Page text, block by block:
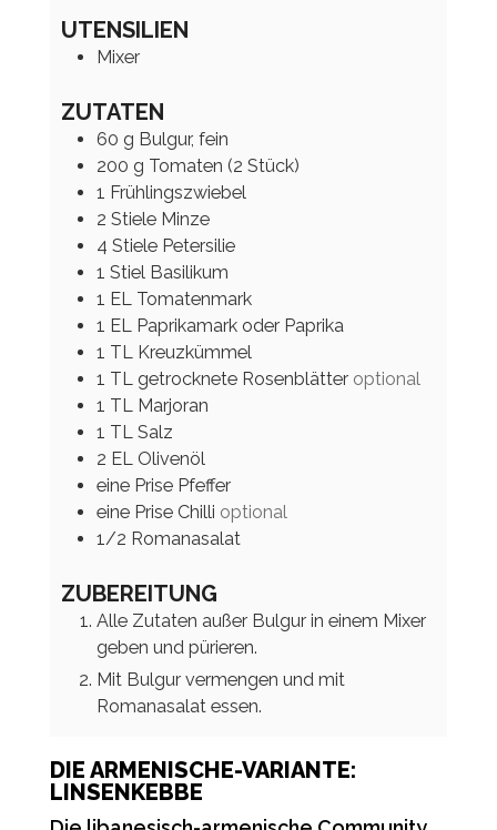
UTENSILIEN
Mixer
ZUTATEN
60 g Bulgur, fein
200 g Tomaten (2 Stück)
1 Frühlingszwiebel
2 Stiele Minze
4 Stiele Petersilie
1 Stiel Basilikum
1 EL Tomatenmark
1 EL Paprikamark oder Paprika
1 TL Kreuzkümmel
1 TL getrocknete Rosenblätter optional
1 TL Marjoran
1 TL Salz
2 EL Olivenöl
eine Prise Pfeffer
eine Prise Chilli optional
1/2 Romanasalat
ZUBEREITUNG
Alle Zutaten außer Bulgur in einem Mixer
geben und pürieren.
Mit Bulgur vermengen und mit
Romanasalat essen.
DIE ARMENISCHE-VARIANTE:
LINSENKEBBE